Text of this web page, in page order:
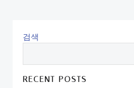
검색
RECENT POSTS